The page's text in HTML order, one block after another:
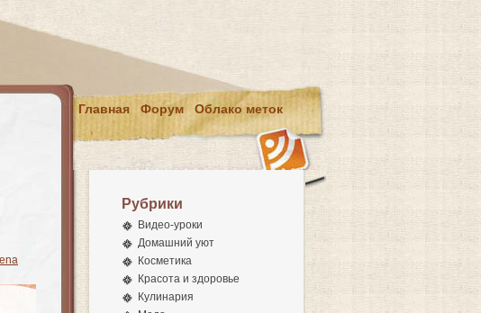
Главная Форум Облако меток
Рубрики
Видео-уроки
Домашний уют
Косметика
Красота и здоровье
Кулинария